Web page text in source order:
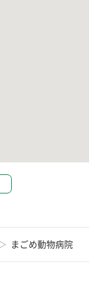
まごめ動物病院